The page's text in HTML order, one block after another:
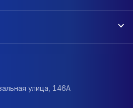
улица, 146А